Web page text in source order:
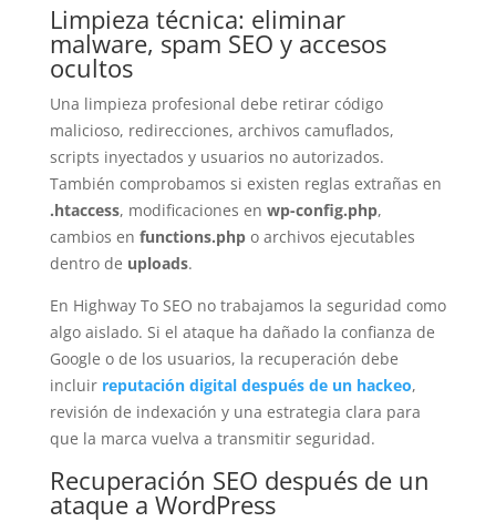
Limpieza técnica: eliminar
malware, spam SEO y accesos
ocultos
Una limpieza profesional debe retirar código
malicioso, redirecciones, archivos camuflados,
scripts inyectados y usuarios no autorizados.
También comprobamos si existen reglas extrañas en
.htaccess, modificaciones en wp-config.php,
cambios en functions.phpo archivos ejecutables
dentro de uploads.
En Highway To SEO no trabajamos la seguridad como
algo aislado. Si el ataque ha dañado la confianza de
Google o de los usuarios, la recuperación debe
incluir reputación digital después de un hackeo,
revisión de indexación y una estrategia clara para
que la marca vuelva a transmitir seguridad.
Recuperación SEO después de un
ataque a WordPress